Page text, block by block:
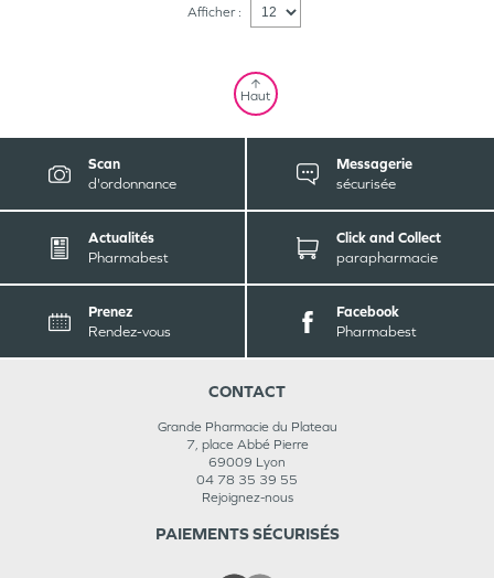
Afficher :
Haut
Scan
d'ordonnance
Messagerie
sécurisée
Actualités
Pharmabest
Click and Collect
parapharmacie
Prenez
Rendez-vous
Facebook
Pharmabest
CONTACT
Grande Pharmacie du Plateau
7, place Abbé Pierre
69009 Lyon
04 78 35 39 55
Rejoignez-nous
PAIEMENTS SÉCURISÉS